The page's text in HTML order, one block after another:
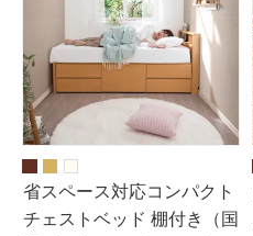
省スペース対応コンパクト
チェストベッド 棚付き（国